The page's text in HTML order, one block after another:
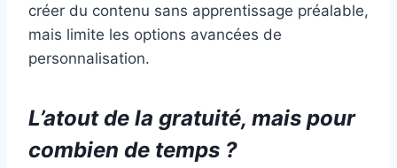
créer du contenu sans apprentissage préalable,
mais limite les options avancées de
personnalisation.
L’atout de la gratuité, mais pour
combien de temps ?